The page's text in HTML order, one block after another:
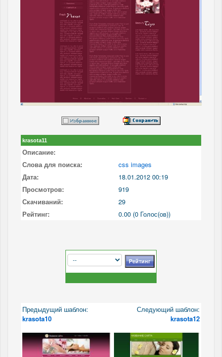
krasota11
Описание:
Слова для поиска:
css images
Дата:
18.01.2012 00:19
Просмотров:
919
Скачиваний:
29
Рейтинг:
0.00 (0 Голос(ов))
Предыдущий шаблон:
krasota10
Следующий шаблон:
krasota12